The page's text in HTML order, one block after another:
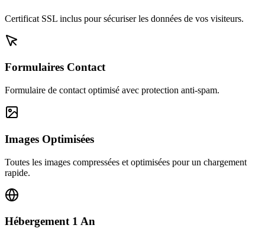
Certificat SSL inclus pour sécuriser les données de vos visiteurs.
Formulaires Contact
Formulaire de contact optimisé avec protection anti-spam.
Images Optimisées
Toutes les images compressées et optimisées pour un chargement
rapide.
Hébergement 1 An